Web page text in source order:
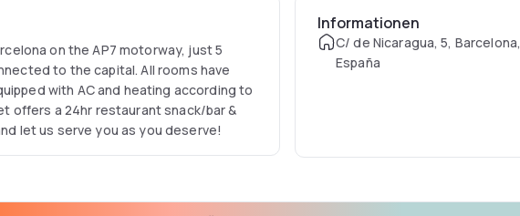
on the AP7 motorway, just 5
to the capital. All rooms have
with AC and heating according to
offers a 24hr restaurant snack/bar &
let us serve you as you deserve!
Informationen
C/ de Nicaragua, 5, Barcelona,
España